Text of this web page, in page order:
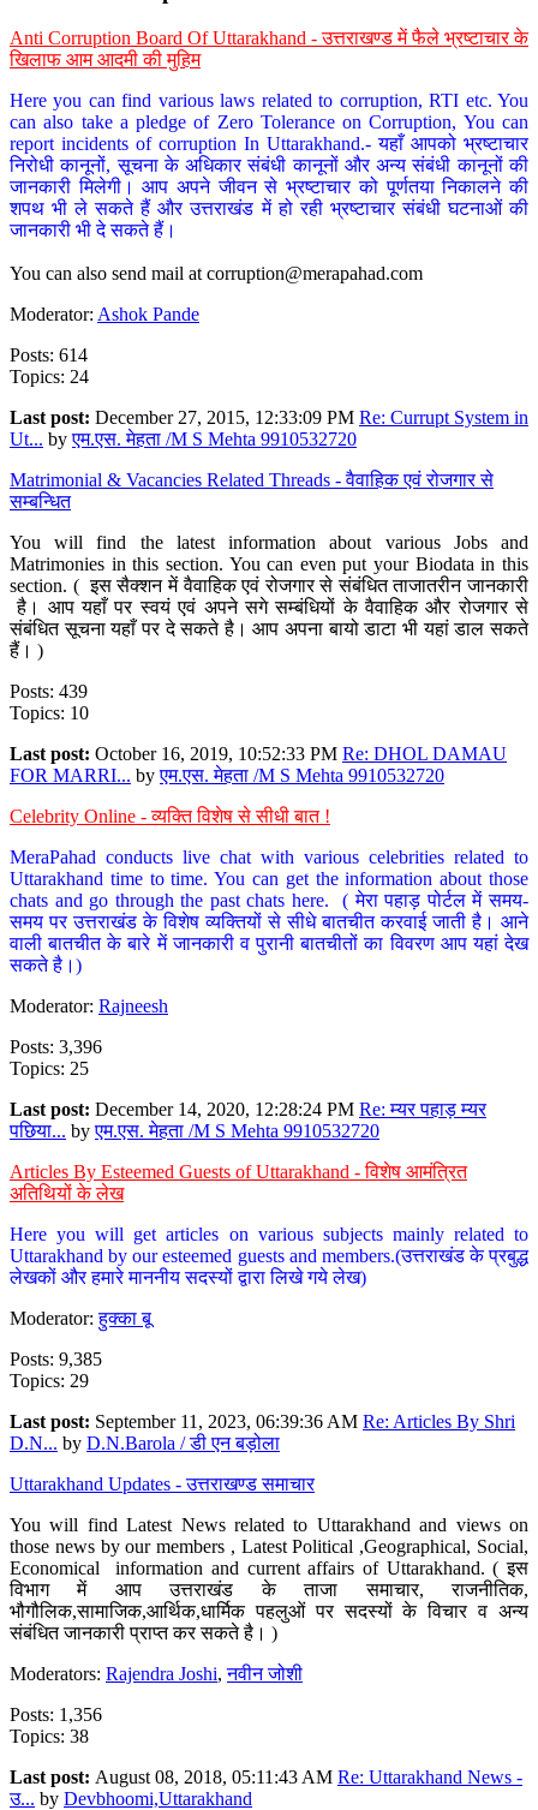
Anti Corruption Board Of Uttarakhand - उत्तराखण्ड में फैले भ्रष्टाचार के
खिलाफ आम आदमी की मुहिम
Here you can find various laws related to corruption, RTI etc. You
can also take a pledge of Zero Tolerance on Corruption, You can
report incidents of corruption In Uttarakhand.- यहाँ आपको भ्रष्टाचार
निरोधी कानूनों, सूचना के अधिकार संबंधी कानूनों और अन्य संबंधी कानूनों की
जानकारी मिलेगी। आप अपने जीवन से भ्रष्टाचार को पूर्णतया निकालने की
शपथ भी ले सकते हैं और उत्तराखंड में हो रही भ्रष्टाचार संबंधी घटनाओं की
जानकारी भी दे सकते हैं।
You can also send mail at corruption@merapahad.com
Moderator: Ashok Pande
Posts: 614
Topics: 24
Last post: December 27, 2015, 12:33:09 PM Re: Currupt System in
Ut... byएम.एस. मेहता /M S Mehta 9910532720
Matrimonial & Vacancies Related Threads - वैवाहिक एवं रोजगार से
सम्बन्धित
You will find the latest information about various Jobs and
Matrimonies in this section. You can even put your Biodata in this
section. ( इस सैक्शन में वैवाहिक एवं रोजगार से संबंधित ताजातरीन जानकारी
है। आप यहाँ पर स्वयं एवं अपने सगे सम्बंधियों के वैवाहिक और रोजगार से
संबंधित सूचना यहाँ पर दे सकते है। आप अपना बायो डाटा भी यहां डाल सकते
हैं। )
Posts: 439
Topics: 10
Last post: October 16, 2019, 10:52:33 PM Re: DHOL DAMAU
FOR MARRI... byएम.एस. मेहता /M S Mehta 9910532720
Celebrity Online - व्यक्ति विशेष से सीधी बात !
MeraPahad conducts live chat with various celebrities related to
Uttarakhand time to time. You can get the information about those
chats and go through the past chats here. ( मेरा पहाड़ पोर्टल में समय-
समय पर उत्तराखंड के विशेष व्यक्तियों से सीधे बातचीत करवाई जाती है। आने
वाली बातचीत के बारे में जानकारी व पुरानी बातचीतों का विवरण आप यहां देख
सकते है।)
Moderator: Rajneesh
Posts: 3,396
Topics: 25
Last post: December 14, 2020, 12:28:24 PM Re: म्यर पहाड़ म्यर
पछिया... byएम.एस. मेहता /M S Mehta 9910532720
Articles By Esteemed Guests of Uttarakhand - विशेष आमंत्रित
अतिथियों के लेख
Here you will get articles on various subjects mainly related to
Uttarakhand by our esteemed guests and members.(उत्तराखंड के प्रबुद्ध
लेखकों और हमारे माननीय सदस्यों द्वारा लिखे गये लेख)
Moderator:हुक्का बू
Posts: 9,385
Topics: 29
Last post: September 11, 2023, 06:39:36 AM Re: Articles By Shri
D.N... by D.N.Barola / डी एन बड़ोला
Uttarakhand Updates - उत्तराखण्ड समाचार
You will find Latest News related to Uttarakhand and views on
those news by our members , Latest Political ,Geographical, Social,
Economical information and current affairs of Uttarakhand. ( इस
विभाग में आप उत्तराखंड के ताजा समाचार, राजनीतिक,
भौगौलिक,सामाजिक,आर्थिक,धार्मिक पहलुओं पर सदस्यों के विचार व अन्य
संबंधित जानकारी प्राप्त कर सकते है। )
Moderators: Rajendra Joshi,नवीन जोशी
Posts: 1,356
Topics: 38
Last post: August 08, 2018, 05:11:43 AM Re: Uttarakhand News -
उ... by Devbhoomi,Uttarakhand